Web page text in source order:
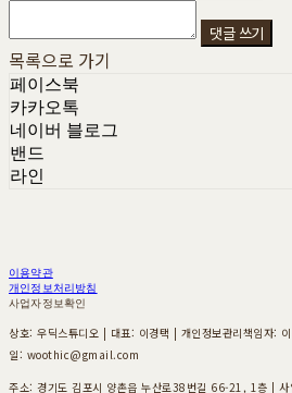
댓글 쓰기
목록으로 가기
페이스북
카카오톡
네이버 블로그
밴드
라인
이용약관
개인정보처리방침
사업자정보확인
상호: 우딕스튜디오 | 대표: 이경택 | 개인정보관리책임자
일: woothic@gmail.com
주소: 경기도 김포시 양촌읍 누산로38번길 66-21, 1층 | 사